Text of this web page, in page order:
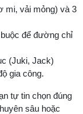
mi, vải mỏng) và 3
để đường chỉ
(Juki, Jack)
gia công.
tự tin chọn đúng
sâu hoặc